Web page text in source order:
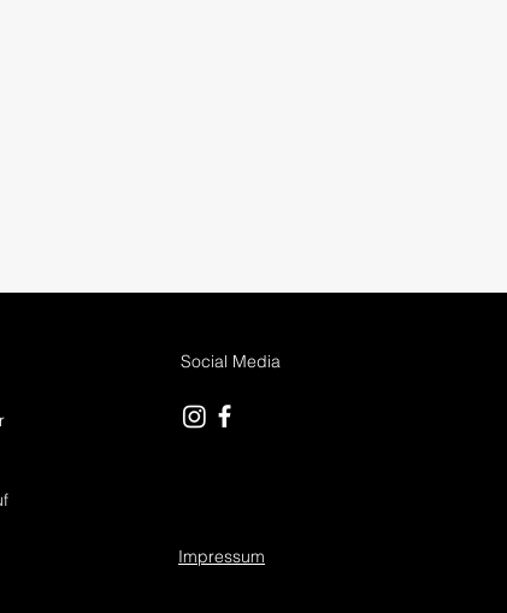
Social Media
Impressum